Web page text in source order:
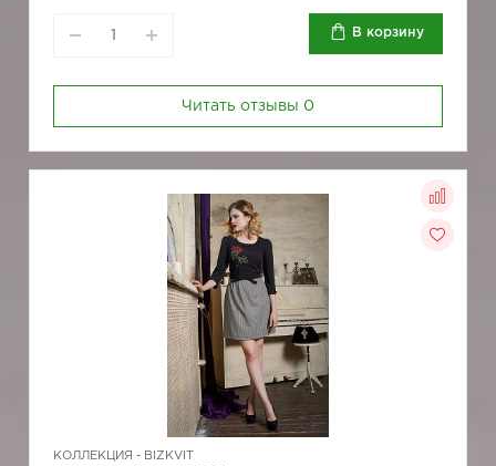
В корзину
Читать отзывы 0
КОЛЛЕКЦИЯ - BIZKVIT